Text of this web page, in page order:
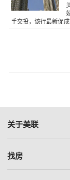
手交投，该行最新促
关于美联
美联集团
找房